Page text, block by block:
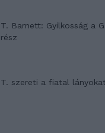
T. Barnett: Gyilkosság a
rész
T. szereti a fiatal